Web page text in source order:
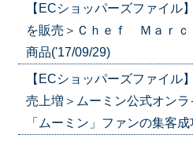
【ECショッパーズファイ
を販売＞Ｃｈｅｆ Ｍａｒｃ
商品('17/09/29)
【ECショッパーズファイ
売上増＞ムーミン公式オン
「ムーミン」ファンの集客